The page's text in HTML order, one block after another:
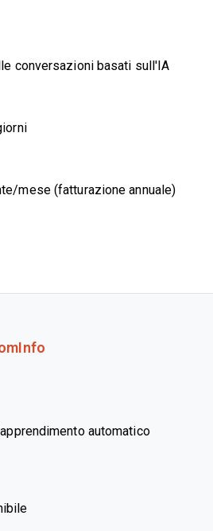
conversazioni basati sull'IA
mese (fatturazione annuale)
automatico